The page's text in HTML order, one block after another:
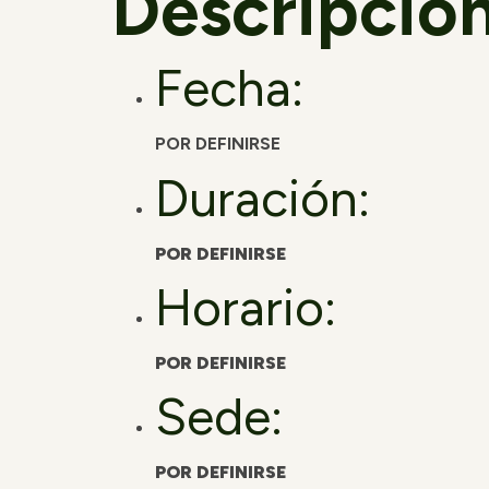
Fecha:
POR DEFINIRSE
Duración:
POR DEFINIRSE
Horario:
POR DEFINIRSE
Sede:
POR DEFINIRSE